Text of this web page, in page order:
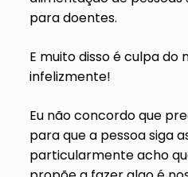
para doentes.
E muito disso é culpa do
infelizmente!
Eu não concordo que
para que a pessoa siga
particularmente acho